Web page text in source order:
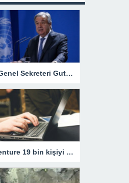
BM Genel Sekreteri Guterres’ten iklim değişikliği açıklaması
Accenture 19 bin kişiyi işten çıkaracak